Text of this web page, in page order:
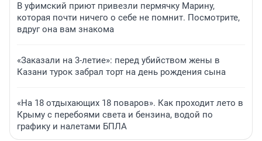
В уфимский приют привезли пермячку Марину,
которая почти ничего о себе не помнит. Посмотрите,
вдруг она вам знакома
«Заказали на 3-летие»: перед убийством жены в
Казани турок забрал торт на день рождения сына
«На 18 отдыхающих 18 поваров». Как проходит лето в
Крыму с перебоями света и бензина, водой по
графику и налетами БПЛА